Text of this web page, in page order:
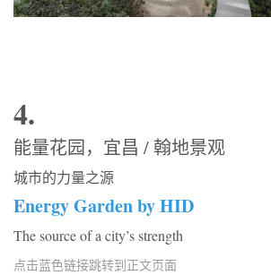
4.
能量花园，宜昌 / 翰地景观
城市的力量之源
Energy Garden by HID
The source of a city’s strength
点击蓝色链接跳转到正文页面